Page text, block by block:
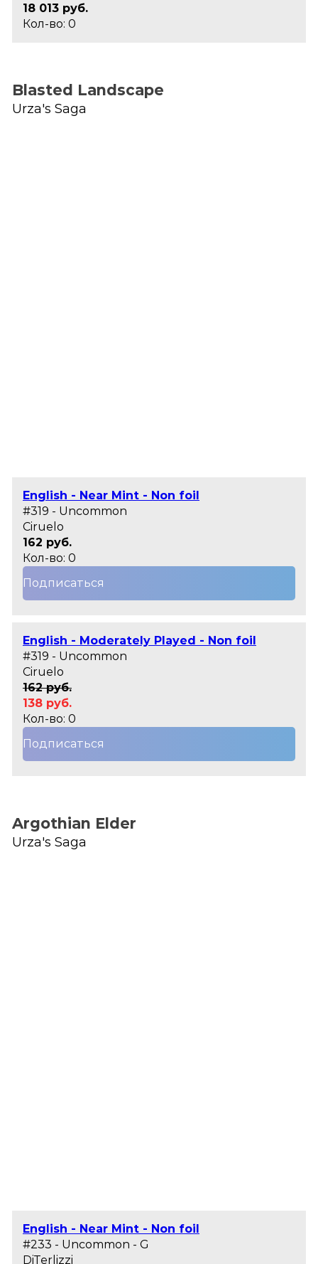
18 013 руб.
Кол-во: 0
Blasted Landscape
Urza's Saga
English - Near Mint - Non foil
#319 - Uncommon
Ciruelo
162 руб.
Кол-во: 0
Подписаться
English - Moderately Played - Non foil
#319 - Uncommon
Ciruelo
162 руб.
138 руб.
Кол-во: 0
Подписаться
Argothian Elder
Urza's Saga
English - Near Mint - Non foil
#233 - Uncommon - G
DiTerlizzi